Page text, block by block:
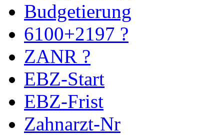
Budgetierung
6100+2197 ?
ZANR ?
EBZ-Start
EBZ-Frist
Zahnarzt-Nr